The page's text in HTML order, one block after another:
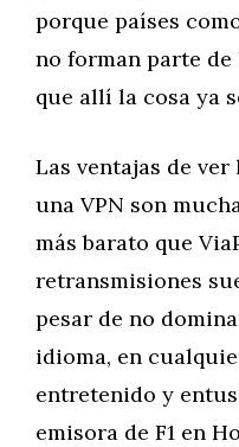
porque países
no forman parte de
que allí la cosa ya
Las ventajas de ver
una VPN son
más barato que
retransmisiones
pesar de no
idioma, en
entretenido y
emisora de F1 en